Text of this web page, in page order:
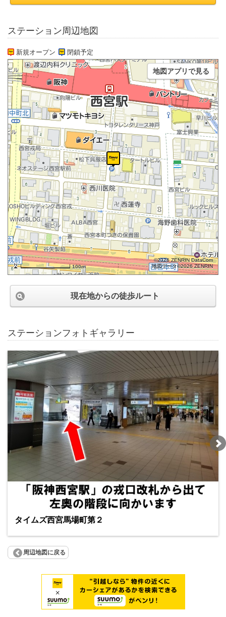
ステーション周辺地図
新規オープン 閉鎖予定
100m
©2026 ZENRIN DataCom
地図データ©2026 ZENRIN
地図アプリで見る
現在地からの徒歩ルート
ステーションフォトギャラリー
タイムズ西宮馬場町第２
周辺地図に戻る